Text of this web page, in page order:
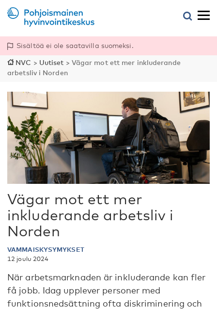
Sisältöä ei ole saatavilla suomeksi.
NVC > Uutiset > Vägar mot ett mer inkluderande
arbetsliv i Norden
Vägar mot ett mer
inkluderande arbetsliv i
Norden
VAMMAISKYSYMYKSET
12 joulu 2024
När arbetsmarknaden är inkluderande kan fler
få jobb. Idag upplever personer med
funktionsnedsättning ofta diskriminering och